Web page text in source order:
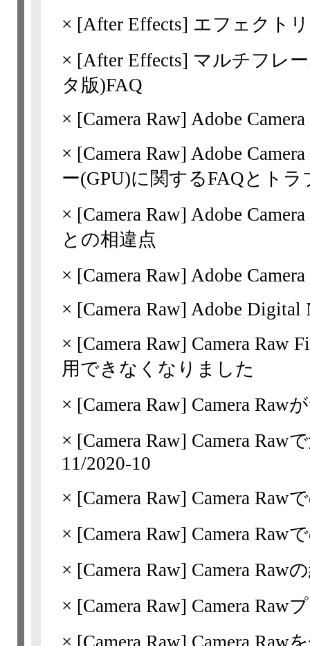
× [After Effects] エフェクト
× [After Effects] マルチフレ
タ版)FAQ
× [Camera Raw] Adobe
× [Camera Raw] Adobe
ー(GPU)に関するFAQとト
× [Camera Raw] Adobe
との相違点
× [Camera Raw] Adobe
× [Camera Raw] Adobe Digital
× [Camera Raw] Camera Raw
用できなくなりました
× [Camera Raw] Camera Raw
× [Camera Raw] Camera Raw
11/​2020-10
× [Camera Raw] Camera Raw
× [Camera Raw] Camera Raw
× [Camera Raw] Camera Raw
× [Camera Raw] Camera Raw
× [Camera Raw] Camera Raw